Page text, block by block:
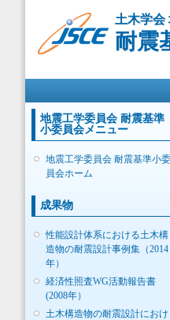
土木学会
耐震
地震工学委員会 耐震基準
小委員会メニュー
地震工学委員会 耐震基準小委
員会ホーム
成果物
性能設計体系における土木構
造物の耐震設計事例集（2014
年）
経済性照査WG活動報告書
(2008年）
土木構造物の耐震設計におけ